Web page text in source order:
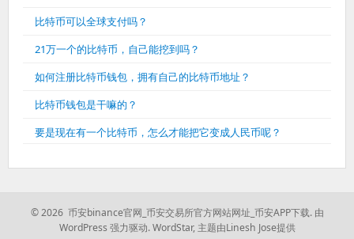
比特币可以全球支付吗？
21万一个的比特币，自己能挖到吗？
如何注册比特币钱包，拥有自己的比特币地址？
比特币钱包是干嘛的？
要是现在有一个比特币，怎么才能把它变成人民币呢？
© 2026 币安binance官网_币安交易所官方网站网址_币安APP下载. 由
WordPress 强力驱动. WordStar, 主题由Linesh Jose提供